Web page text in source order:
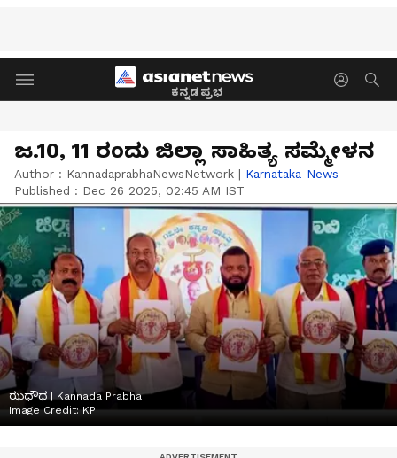
ಕನ್ನಡಪ್ರಭ
ಜ.10, 11 ರಂದು ಜಿಲ್ಲಾ ಸಾಹಿತ್ಯ ಸಮ್ಮೇಳನ
Author : KannadaprabhaNewsNetwork | Karnataka-News
Published : Dec 26 2025, 02:45 AM IST
ಝಧೌಧ | Kannada Prabha
Image Credit:KP